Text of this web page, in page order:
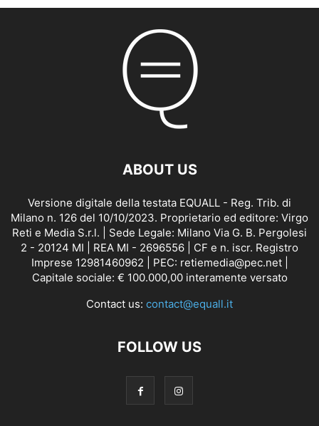
ABOUT US
Versione digitale della testata EQUALL - Reg. Trib. di
Milano n. 126 del 10/10/2023. Proprietario ed editore: Virgo
Reti e Media S.r.l. | Sede Legale: Milano Via G. B. Pergolesi
2 - 20124 MI | REA MI - 2696556 | CF e n. iscr. Registro
Imprese 12981460962 | PEC: retiemedia@pec.net |
Capitale sociale: € 100.000,00 interamente versato
Contact us: contact@equall.it
FOLLOW US